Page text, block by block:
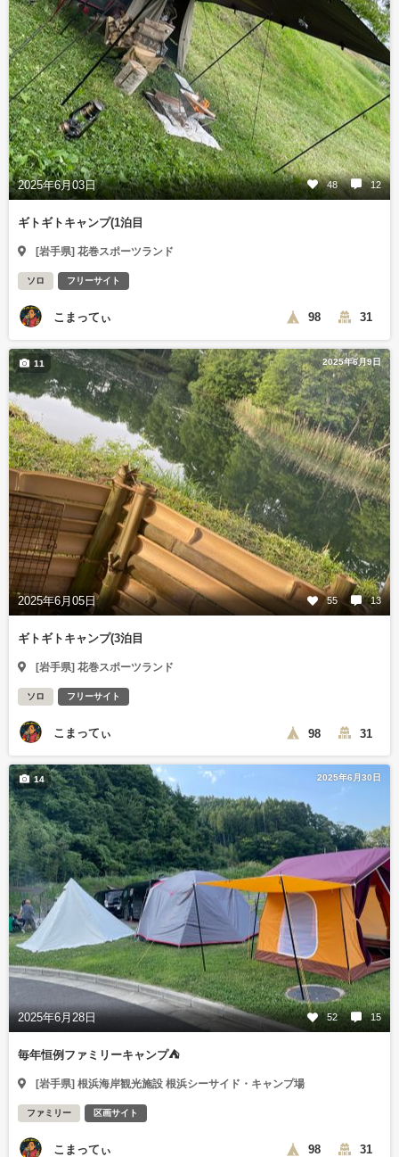
2025年6月03日 48 12
ギトギトキャンプ(1泊目
[岩手県] 花巻スポーツランド
ソロ フリーサイト
こまってぃ 98 31
2025年6月9日
2025年6月05日 55 13
11
ギトギトキャンプ(3泊目
[岩手県] 花巻スポーツランド
ソロ フリーサイト
こまってぃ 98 31
2025年6月30日
2025年6月28日 52 15
14
毎年恒例ファミリーキャンプ⛺️
[岩手県] 根浜海岸観光施設 根浜シーサイド・キャンプ場
ファミリー 区画サイト
こまってぃ 98 31